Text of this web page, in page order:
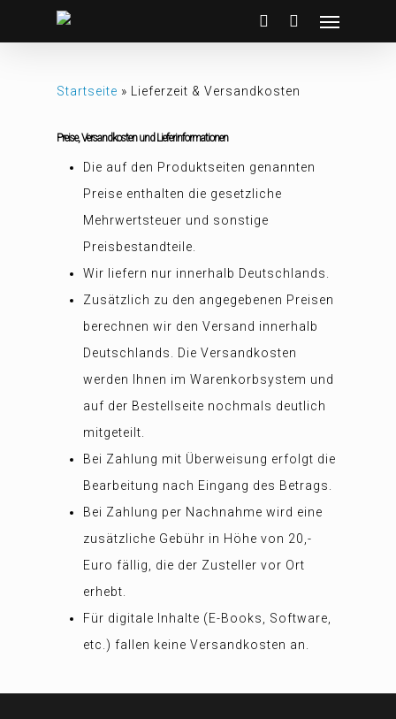
Startseite » Lieferzeit & Versandkosten
Preise, Versandkosten und Lieferinformationen
Die auf den Produktseiten genannten
Preise enthalten die gesetzliche
Mehrwertsteuer und sonstige
Preisbestandteile.
Wir liefern nur innerhalb Deutschlands.
Zusätzlich zu den angegebenen Preisen
berechnen wir den Versand innerhalb
Deutschlands. Die Versandkosten
werden Ihnen im Warenkorbsystem und
auf der Bestellseite nochmals deutlich
mitgeteilt.
Bei Zahlung mit Überweisung erfolgt die
Bearbeitung nach Eingang des Betrags.
Bei Zahlung per Nachnahme wird eine
zusätzliche Gebühr in Höhe von 20,-
Euro fällig, die der Zusteller vor Ort
erhebt.
Für digitale Inhalte (E-Books, Software,
etc.) fallen keine Versandkosten an.